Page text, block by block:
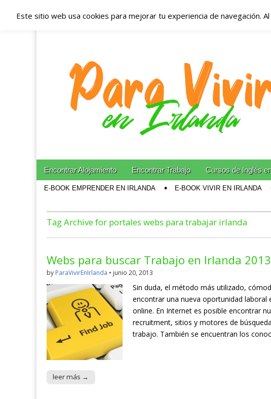
Españoles en
Irlanda –
Blog dedicado a los que viven, estudian y trabajan en Irlanda!
Main menu
Skip to content
Encontrar Alojamiento Encontrar Trabajo Cursos de Inglés
E-BOOK EMPRENDER EN IRLANDA E-BOOK VIVIR EN IRLANDA
Tag Archive for portales webs para trabajar irlanda
Webs para buscar Trabajo en Irlanda 2013
by ParaVivirEnIrlanda • junio 20, 2013
Sin duda, el método más utilizado,
encontrar una nueva oportunidad
online. En Internet es posible encontrar
recruitment, sitios y motores de
trabajo. También se encuentran los
leer más →
Este sitio web usa cookies para mejorar tu experiencia de navegación.